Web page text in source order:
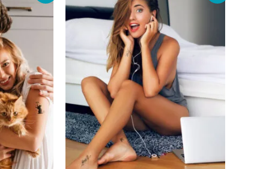
Ft.
price
990 Ft.
price
was:
1190 Ft.